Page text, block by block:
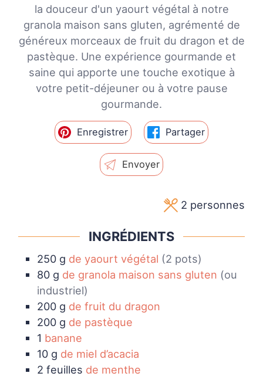
la douceur d'un yaourt végétal à notre
granola maison sans gluten, agrémenté de
généreux morceaux de fruit du dragon et de
pastèque. Une expérience gourmande et
saine qui apporte une touche exotique à
votre petit-déjeuner ou à votre pause
gourmande.
Enregistrer Partager
Envoyer
2 personnes
INGRÉDIENTS
250 g de yaourt végétal (2 pots)
80 g de granola maison sans gluten (ou
industriel)
200 g de fruit du dragon
200 g de pastèque
1 banane
10 g de miel d’acacia
2 feuilles de menthe